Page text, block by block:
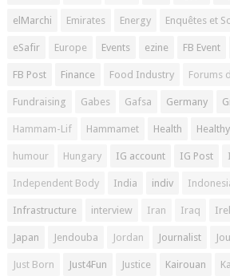
elMarchi Emirates Energy Enquêtes et
eSafir Europe Events ezine FB Event
FB Post Finance Food Industry Forums
Fundraising Gabes Gafsa Germany
Hammam-Lif Hammamet Health Healthy
humour Hungary IG account IG Post
Independent Body India indiv
Infrastructure interview Iran Iraq
Japan Jendouba Jordan Journalist
Just Born Just4Fun Justice Kairouan